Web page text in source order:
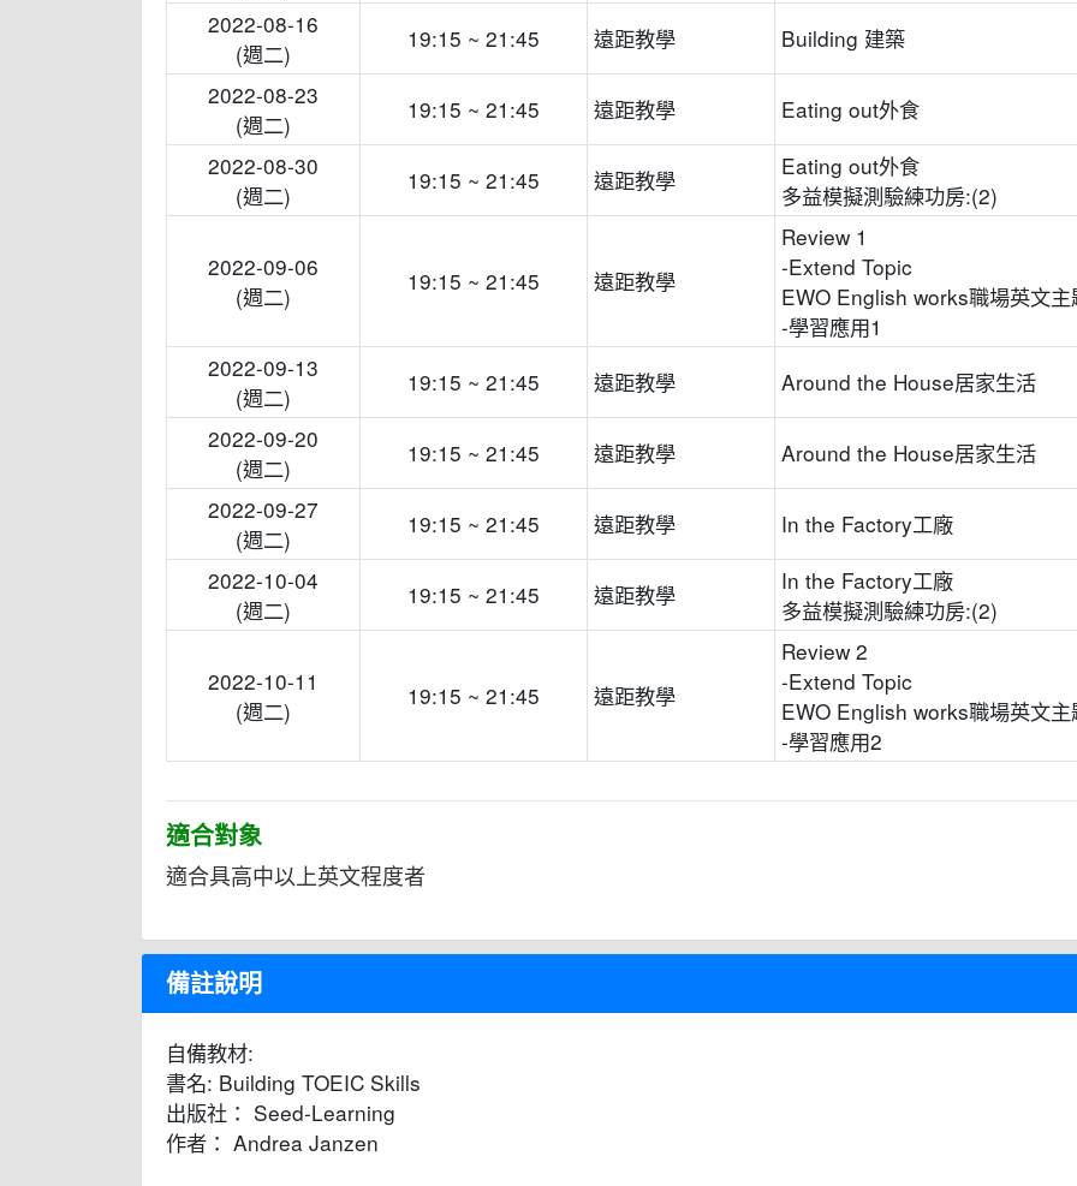
2022-08-16
(週二)
19:15 ~ 21:45 遠距教學
Building 建築
2022-08-23
(週二)
19:15 ~ 21:45 遠距教學
Eating out外食
2022-08-30
(週二)
19:15 ~ 21:45 遠距教學
Eating out外食
多益模擬測驗練功房:(2)
2022-09-06
(週二)
19:15 ~ 21:45 遠距教學
Review 1
-Extend Topic
EWO English works職場英文主
-學習應用1
2022-09-13
(週二)
19:15 ~ 21:45 遠距教學
Around the House居家生活
2022-09-20
(週二)
19:15 ~ 21:45 遠距教學
Around the House居家生活
2022-09-27
(週二)
19:15 ~ 21:45 遠距教學
In the Factory工廠
2022-10-04
(週二)
19:15 ~ 21:45 遠距教學
In the Factory工廠
多益模擬測驗練功房:(2)
2022-10-11
(週二)
19:15 ~ 21:45 遠距教學
Review 2
-Extend Topic
EWO English works職場英文主
-學習應用2
適合對象
適合具高中以上英文程度者
備註說明
自備教材:
書名: Building TOEIC Skills
出版社： Seed-Learning
作者： Andrea Janzen